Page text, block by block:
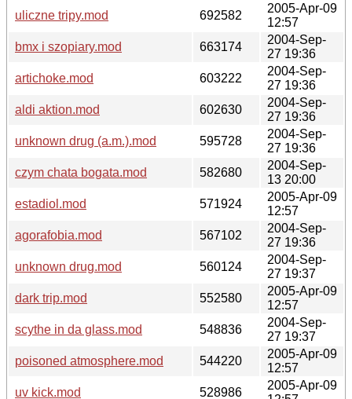
uliczne tripy.mod
692582
2005-Apr-09
12:57
bmx i szopiary.mod
663174
2004-Sep-
27 19:36
artichoke.mod
603222
2004-Sep-
27 19:36
aldi aktion.mod
602630
2004-Sep-
27 19:36
unknown drug (a.m.).mod
595728
2004-Sep-
27 19:36
czym chata bogata.mod
582680
2004-Sep-
13 20:00
estadiol.mod
571924
2005-Apr-09
12:57
agorafobia.mod
567102
2004-Sep-
27 19:36
unknown drug.mod
560124
2004-Sep-
27 19:37
dark trip.mod
552580
2005-Apr-09
12:57
scythe in da glass.mod
548836
2004-Sep-
27 19:37
poisoned atmosphere.mod
544220
2005-Apr-09
12:57
uv kick.mod
528986
2005-Apr-09